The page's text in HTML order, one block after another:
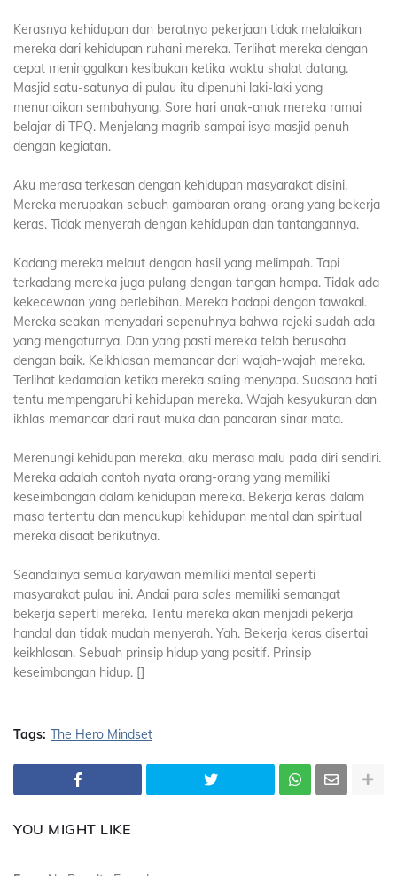
Kerasnya kehidupan dan beratnya pekerjaan tidak melalaikan
mereka dari kehidupan ruhani mereka. Terlihat mereka dengan
cepat meninggalkan kesibukan ketika waktu shalat datang.
Masjid satu-satunya di pulau itu dipenuhi laki-laki yang
menunaikan sembahyang. Sore hari anak-anak mereka ramai
belajar di TPQ. Menjelang magrib sampai isya masjid penuh
dengan kegiatan.
Aku merasa terkesan dengan kehidupan masyarakat disini.
Mereka merupakan sebuah gambaran orang-orang yang bekerja
keras. Tidak menyerah dengan kehidupan dan tantangannya.
Kadang mereka melaut dengan hasil yang melimpah. Tapi
terkadang mereka juga pulang dengan tangan hampa. Tidak ada
kekecewaan yang berlebihan. Mereka hadapi dengan tawakal.
Mereka seakan menyadari sepenuhnya bahwa rejeki sudah ada
yang mengaturnya. Dan yang pasti mereka telah berusaha
dengan baik. Keikhlasan memancar dari wajah-wajah mereka.
Terlihat kedamaian ketika mereka saling menyapa. Suasana hati
tentu mempengaruhi kehidupan mereka. Wajah kesyukuran dan
ikhlas memancar dari raut muka dan pancaran sinar mata.
Merenungi kehidupan mereka, aku merasa malu pada diri sendiri.
Mereka adalah contoh nyata orang-orang yang memiliki
keseimbangan dalam kehidupan mereka. Bekerja keras dalam
masa tertentu dan mencukupi kehidupan mental dan spiritual
mereka disaat berikutnya.
Seandainya semua karyawan memiliki mental seperti
masyarakat pulau ini. Andai para sales memiliki semangat
bekerja seperti mereka. Tentu mereka akan menjadi pekerja
handal dan tidak mudah menyerah. Yah. Bekerja keras disertai
keikhlasan. Sebuah prinsip hidup yang positif. Prinsip
keseimbangan hidup. []
Tags: The Hero Mindset
YOU MIGHT LIKE